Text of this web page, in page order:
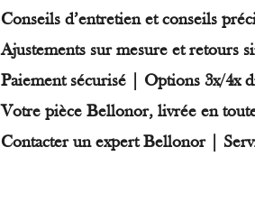
Conseils d’entretien et conseils
Ajustements sur mesure et retours
Paiement sécurisé | Options 3x/4x
Votre pièce Bellonor, livrée en
Contacter un expert Bellonor |